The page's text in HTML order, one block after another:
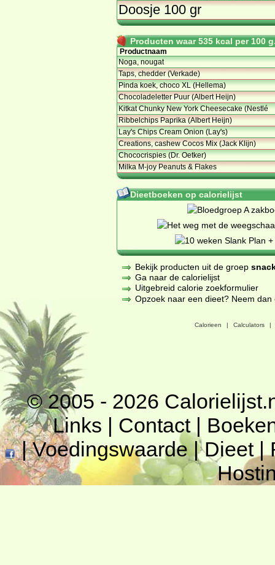
Doosje 100 gr
Producten waar 535 kcal per 100
Productnaam
Noga, nougat
Taps, chedder (Verkade)
Pinda koek, choco XL (Hellema)
Chocoladeletter Puur (Albert Heijn)
Kitkat Chunky New York Cheesecake (Nestlé
Ribbelchips Paprika (Albert Heijn)
Lay's Chips Cream Onion (Lay's)
Creations, cashew Cocos Mix (Jack Klijn)
Chococrispies (Dr. Oetker)
Milka M-joy Peanuts & Flakes
Dieetboeken op calorielijst
Bekijk producten uit de groep
Ga naar de calorielijst
Uitgebreid calorie zoekformulier
Opzoek naar een dieet? Neem
Calorieen | Calculators |
© 2005 - 2026
Links | Contact|
|Voedingswaarde|Dieet|